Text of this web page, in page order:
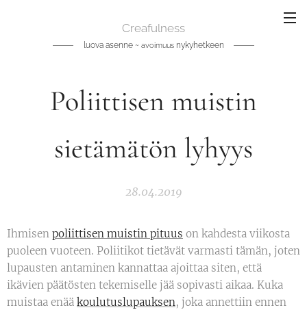
Creafulness
luova asenne ~ avoimuusnykyhetkeen
Poliittisen muistin
sietämätön lyhyys
28.04.2019
Ihmisen poliittisen muistin pituus on kahdesta viikosta
puoleen vuoteen. Poliitikot tietävät varmasti tämän, joten
lupausten antaminen kannattaa ajoittaa siten, että
ikävien päätösten tekemiselle jää sopivasti aikaa. Kuka
muistaa enää koulutuslupauksen, joka annettiin ennen